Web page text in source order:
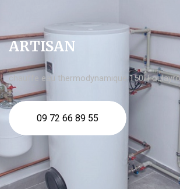
ARTISAN
chauffe eau thermodynamique 150l
09 72 66 89 55